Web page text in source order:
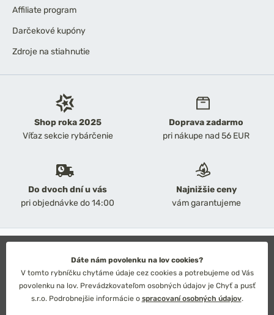
Shop roka 2025
Víťaz sekcie rybárčenie
Doprava zadarmo
pri nákupe nad 56 EUR
Do dvoch dní u vás
pri objednávke do 14:00
Najnižšie ceny
vám garantujeme
Affiliate program
Darčekové kupóny
Zdroje na stiahnutie
Obchodné podmienky
Ochrana osobných údajov
Technické riešenie: Simplia s.r.o.
Strategický dizajn: Petr Široký
Dáte nám povolenku na lov cookies?
V tomto rybníčku chytáme údaje cez cookies a potrebujeme od Vás
povolenku na lov. Prevádzkovateľom osobných údajov je Chyť a pusť
s.r.o. Podrobnejšie informácie o spracovaní osobných údajov.